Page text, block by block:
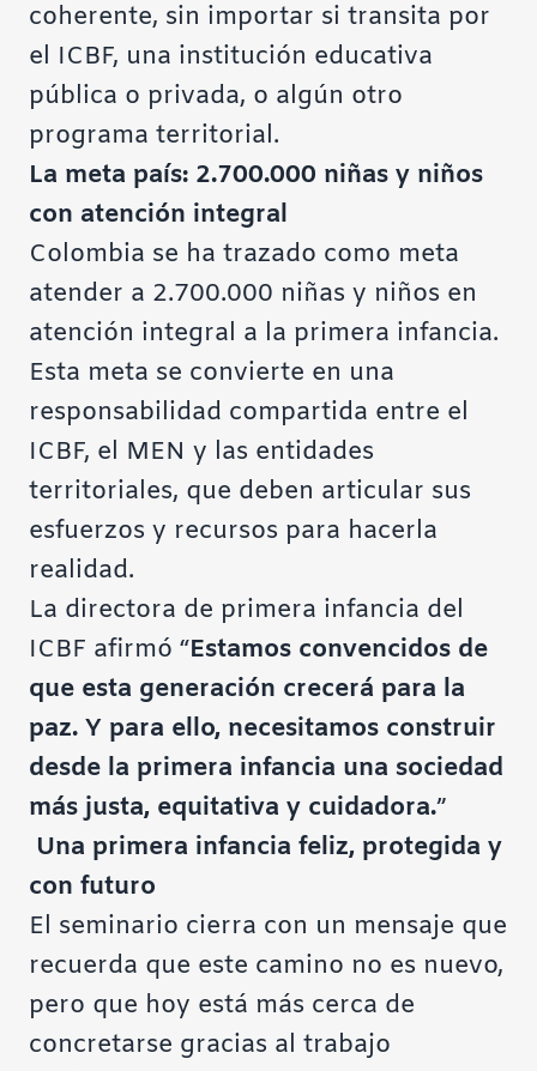
coherente, sin importar si transita por
el ICBF, una institución educativa
pública o privada, o algún otro
programa territorial.
La meta país: 2.700.000 niñas y niños
con atención integral
Colombia se ha trazado como meta
atender a 2.700.000 niñas y niños en
atención integral a la primera infancia.
Esta meta se convierte en una
responsabilidad compartida entre el
ICBF, el MEN y las entidades
territoriales, que deben articular sus
esfuerzos y recursos para hacerla
realidad.
La directora de primera infancia del
ICBF afirmó “Estamos convencidos de
que esta generación crecerá para la
paz. Y para ello, necesitamos construir
desde la primera infancia una sociedad
más justa, equitativa y cuidadora.”
Una primera infancia feliz, protegida y
con futuro
El seminario cierra con un mensaje que
recuerda que este camino no es nuevo,
pero que hoy está más cerca de
concretarse gracias al trabajo